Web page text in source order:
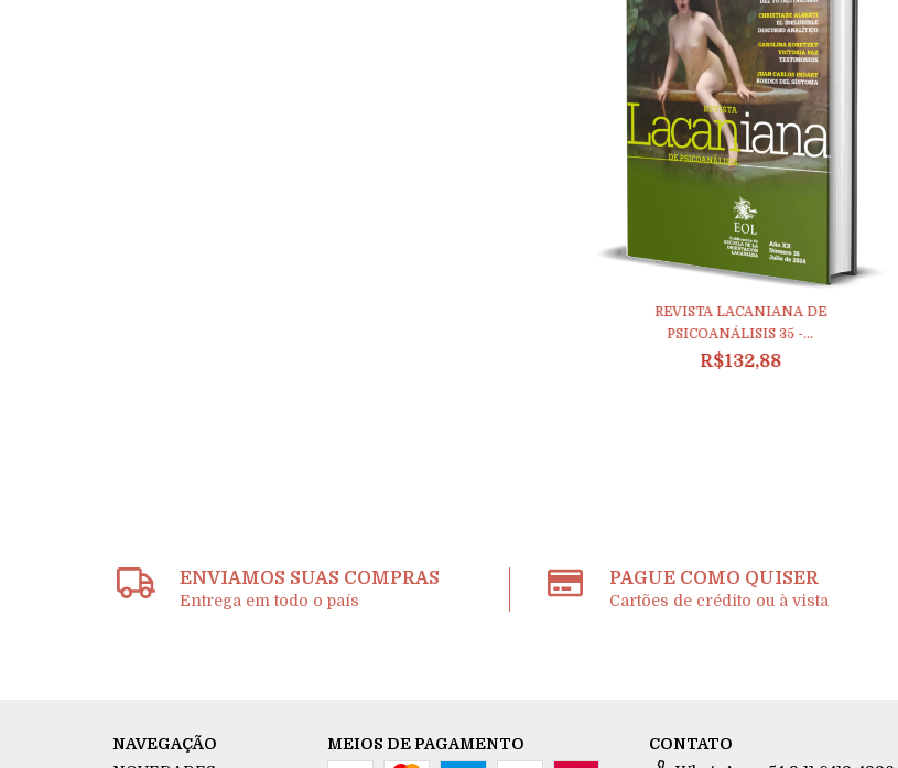
REVISTA LACANIANA DE
PSICOANÁLISIS 35 -...
R$132,88
ENVIAMOS SUAS COMPRAS
Entrega em todo o país
PAGUE COMO QUISER
Cartões de crédito ou à vista
NAVEGAÇÃO
MEIOS DE PAGAMENTO
CONTATO